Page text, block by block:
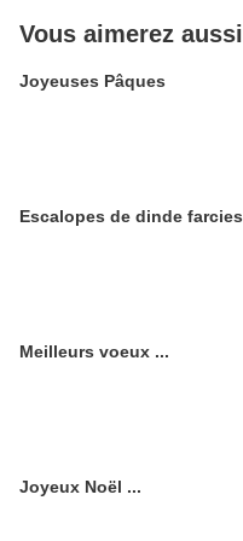
Vous aimerez aussi
Joyeuses Pâques
Escalopes de dinde farcies
Meilleurs voeux ...
Joyeux Noël ...